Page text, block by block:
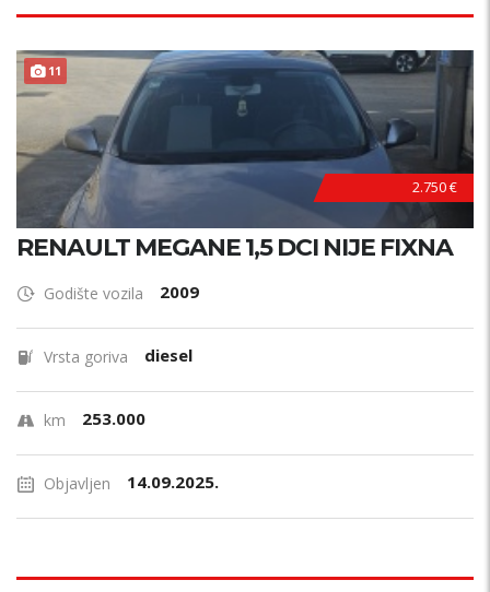
11
2.750 €
RENAULT MEGANE 1,5 DCI NIJE FIXNA
Godište vozila 2009
Vrsta goriva diesel
km 253.000
Objavljen 14.09.2025.